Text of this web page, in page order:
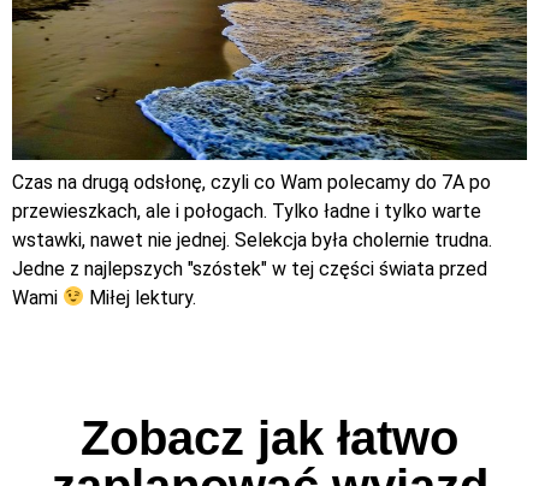
Czas na drugą odsłonę, czyli co Wam polecamy do 7A po
przewieszkach, ale i połogach. Tylko ładne i tylko warte
wstawki, nawet nie jednej. Selekcja była cholernie trudna.
Jedne z najlepszych "szóstek" w tej części świata przed
Wami
Miłej lektury.
Zobacz jak łatwo